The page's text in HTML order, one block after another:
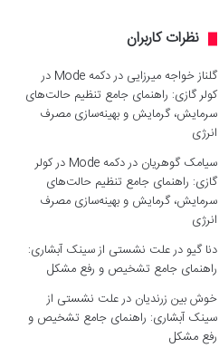
نظرات کاربران
گلناز خواجه میرزایی در
دکمه Mode در
کولر گازی: راهنمای جامع تنظیم حالت‌های
سرمایش، گرمایش و بهینه‌سازی مصرف
انرژی
سیامک گوهریان در
دکمه Mode در کولر
گازی: راهنمای جامع تنظیم حالت‌های
سرمایش، گرمایش و بهینه‌سازی مصرف
انرژی
دنا گیو درعلت نشستی از سینک آبشاری:
راهنمای جامع تشخیص و رفع مشکل
خوش بین زرندیان درعلت نشستی از
سینک آبشاری: راهنمای جامع تشخیص و
رفع مشکل